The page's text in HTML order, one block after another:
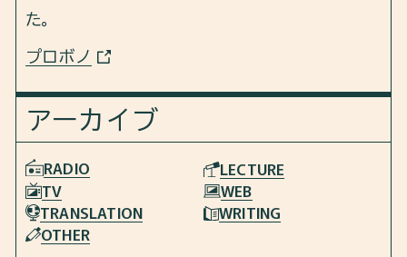
た。
プロボノ
アーカイブ
RADIO
LECTURE
TV
WEB
TRANSLATION
WRITING
OTHER